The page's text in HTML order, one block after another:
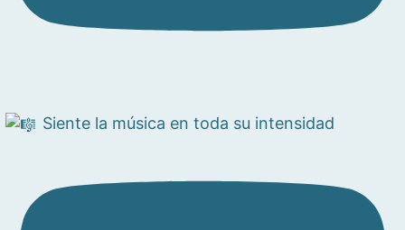
Siente la música en toda su intensidad